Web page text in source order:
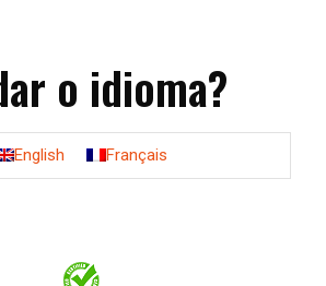
o idioma?
English Français